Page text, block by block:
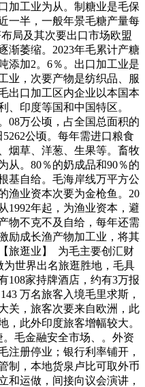
加工业为从。制糖业是毛保
一半，一般年景毛糖产量每
局及其次要出口市场欧盟
渐萎缩。2023年毛累计产糖
添加2。6％。出口加工业是
业，次要产物是纺织品、服
出口加工区内企业以本国本
、印度等国和中国特区。
08万公顷，占全国总面积的
公顷。每年需进口粮食
烟草、洋葱、生果等。畜牧
从。80％的奶成品和90％的
基自给。毛海岸线万平方公
渔业资本次要为金枪鱼。20
1992年起，为渔业资本，避
物不克不及自给，每年还需
励成长渔产物加工业，将其
旅逛业】 为毛主要创汇财
为世界出名旅逛胜地，毛具
108家持牌酒店，约有3万报
万名旅客入境毛里求斯，
关，旅客次要来自欧洲，此
，此外印度旅客增幅较大。
毛金融安全市场、。外资
注册停业；银行利率铺开，
制，本地货泉卢比可取外币
和运做，间接向议会演讲，